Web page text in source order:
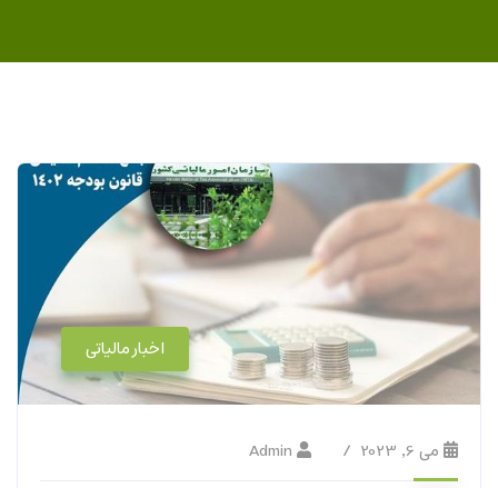
اخبار مالیاتی
می 6, 2023 Admin